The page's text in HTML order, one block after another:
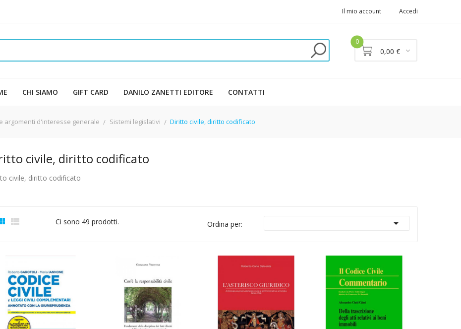
Il mio account Accedi
0
0,00 €
CHI SIAMO GIFT CARD DANILO ZANETTI EDITORE CONTATTI
argomenti d'interesse generale Sistemi legislativi Diritto civile, diritto codificato
civile, diritto codificato
civile, diritto codificato
 Ci sono 49 prodotti. Ordina per: 